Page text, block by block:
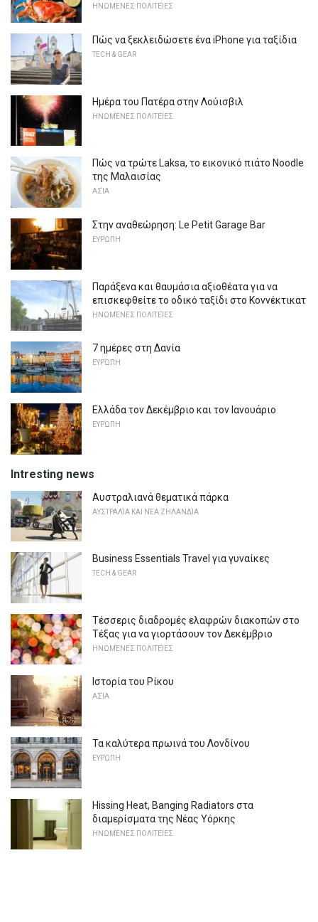
ΗΝΩΜΈΝΕΣ ΠΟΛΙΤΕΊΕΣ
Πώς να ξεκλειδώσετε ένα iPhone για ταξίδια
TECH & GEAR
Ημέρα του Πατέρα στην Λούισβιλ
ΗΝΩΜΈΝΕΣ ΠΟΛΙΤΕΊΕΣ
Πώς να τρώτε Laksa, το εικονικό πιάτο Noodle
της Μαλαισίας
ΑΣΊΑ
Στην αναθεώρηση: Le Petit Garage Bar
ΕΥΡΏΠΗ
Παράξενα και θαυμάσια αξιοθέατα για να
επισκεφθείτε το οδικό ταξίδι στο Κοννέκτικατ
ΗΝΩΜΈΝΕΣ ΠΟΛΙΤΕΊΕΣ
7 ημέρες στη Δανία
ΕΥΡΏΠΗ
Ελλάδα τον Δεκέμβριο και τον Ιανουάριο
ΕΥΡΏΠΗ
Intresting news
Αυστραλιανά θεματικά πάρκα
ΑΥΣΤΡΑΛΊΑ ΚΑΙ ΝΈΑ ΖΗΛΑΝΔΊΑ
Business Essentials Travel για γυναίκες
TECH & GEAR
Τέσσερις διαδρομές ελαφρών διακοπών στο
Τέξας για να γιορτάσουν τον Δεκέμβριο
ΗΝΩΜΈΝΕΣ ΠΟΛΙΤΕΊΕΣ
Ιστορία του Ρίκου
ΑΣΊΑ
Τα καλύτερα πρωινά του Λονδίνου
ΕΥΡΏΠΗ
Hissing Heat, Banging Radiators στα
διαμερίσματα της Νέας Υόρκης
ΗΝΩΜΈΝΕΣ ΠΟΛΙΤΕΊΕΣ